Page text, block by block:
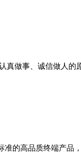
做事、诚信做人的
的高品质终端产品